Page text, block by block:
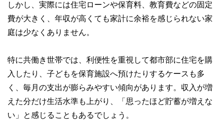
しかし、実際には住宅ローンや保育料、教育費などの固定
費が大きく、年収が高くても家計に余裕を感じられない家
庭は少なくありません。
特に共働き世帯では、利便性を重視して都市部に住宅を購
入したり、子どもを保育施設へ預けたりするケースも多
く、毎月の支出が膨らみやすい傾向があります。収入が増
えた分だけ生活水準も上がり、「思ったほど貯蓄が増えな
い」と感じることもあるでしょう。